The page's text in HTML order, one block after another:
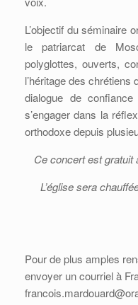
L’objectif du séminaire
le patriarcat de
polyglottes, ouverts,
l’héritage des chrétiens
dialogue de
s’engager dans la
orthodoxe depuis
Ce concert est gratuit
L’église sera
Pour de plus amples
envoyer un courriel à